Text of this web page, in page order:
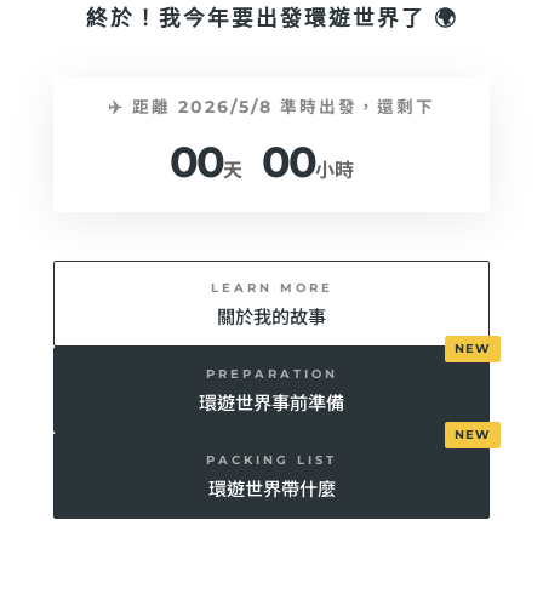
終於！我今年要出發環遊世界了 🌍
✈️ 距離 2026/5/8 準時出發，還剩下
00天 00小時
LEARN MORE
關於我的故事
PREPARATION
環遊世界事前準備
PACKING LIST
環遊世界帶什麼